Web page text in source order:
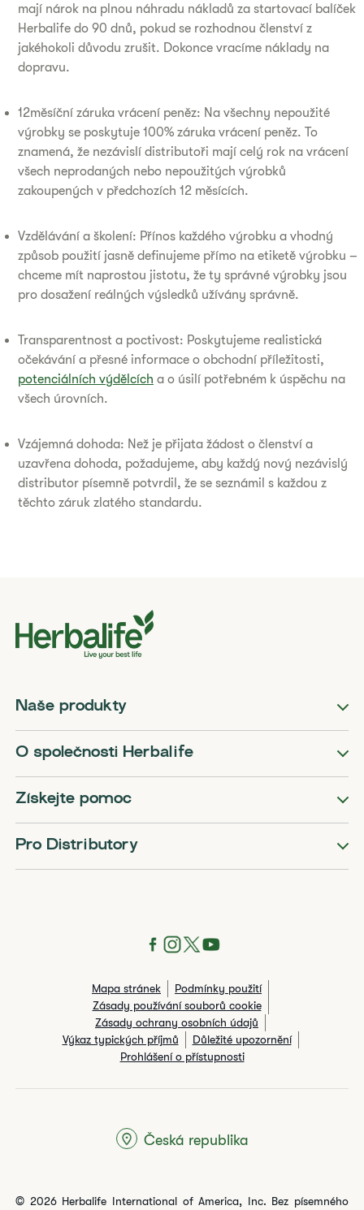
mají nárok na plnou náhradu nákladů za startovací balíček
Herbalife do 90 dnů, pokud se rozhodnou členství z
jakéhokoli důvodu zrušit. Dokonce vracíme náklady na
dopravu.
12měsíční záruka vrácení peněz: Na všechny nepoužité
výrobky se poskytuje 100% záruka vrácení peněz. To
znamená, že nezávislí distributoři mají celý rok na vrácení
všech neprodaných nebo nepoužitých výrobků
zakoupených v předchozích 12 měsících.
Vzdělávání a školení: Přínos každého výrobku a vhodný
způsob použití jasně definujeme přímo na etiketě výrobku –
chceme mít naprostou jistotu, že ty správné výrobky jsou
pro dosažení reálných výsledků užívány správně.
Transparentnost a poctivost: Poskytujeme realistická
očekávání a přesné informace o obchodní příležitosti,
potenciálních výdělcích a o úsilí potřebném k úspěchu na
všech úrovních.
Vzájemná dohoda: Než je přijata žádost o členství a
uzavřena dohoda, požadujeme, aby každý nový nezávislý
distributor písemně potvrdil, že se seznámil s každou z
těchto záruk zlatého standardu.
Naše produkty
O společnosti Herbalife
Získejte pomoc
Pro Distributory
Mapa stránek
Podmínky použití
Zásady používání souborů cookie
Zásady ochrany osobních údajů
Výkaz typických příjmů
Důležité upozornění
Prohlášení o přístupnosti
© 2026 Herbalife International of America, Inc. Bez písemného
Česká republika